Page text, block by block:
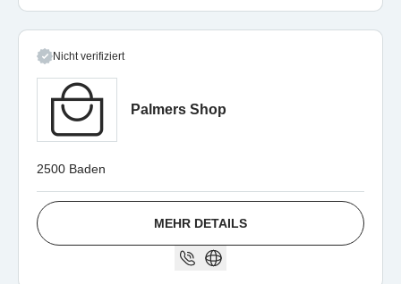
Nicht verifiziert
Palmers Shop
2500 Baden
MEHR DETAILS